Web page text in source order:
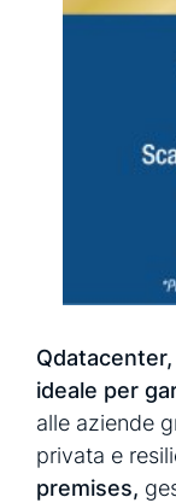
Qdatacenter,
ideale per
alle aziende
privata e
premises,